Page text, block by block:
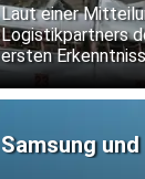
Laut einer
Logistikpartners
ersten
nicht.
Samsung